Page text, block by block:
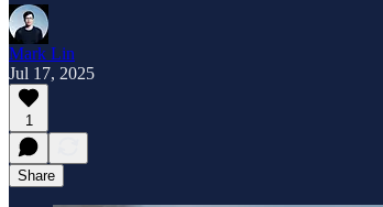
Mark Lin
Jul 17, 2025
1
Share